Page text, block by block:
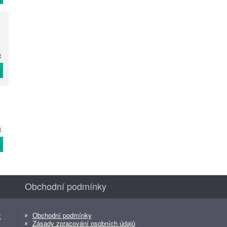
Obchodní podmínky
Obchodní podmínky
Zásady zpracování osobních údajů